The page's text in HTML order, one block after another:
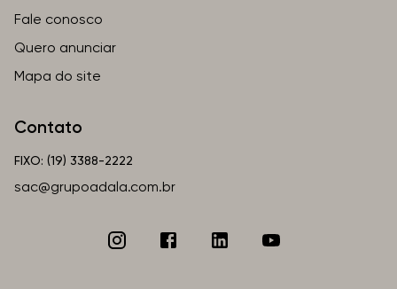
Fale conosco
Quero anunciar
Mapa do site
Contato
FIXO: (19) 3388-2222
sac@grupoadala.com.br